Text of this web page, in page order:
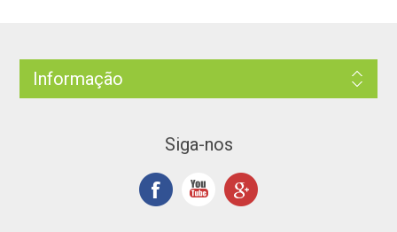
Informação
Siga-nos